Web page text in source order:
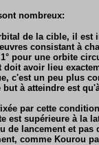
nombreux:
de la cible, il est
consistant à
pour une orbite
avoir lieu
c'est un peu plus
but à atteindre est
par cette
est supérieure à la
de lancement et
comme Kourou